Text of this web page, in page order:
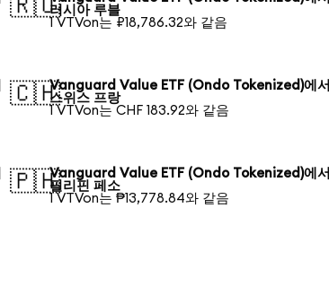
🇷🇺러시아 루블
1 VTVon는 ₽18,786.32와 같음
🇨🇭Vanguard Value ETF (Ondo Tokenized)에서
스위스 프랑
1 VTVon는 CHF 183.92와 같음
🇵🇭Vanguard Value ETF (Ondo Tokenized)에서
필리핀 페소
1 VTVon는 ₱13,778.84와 같음